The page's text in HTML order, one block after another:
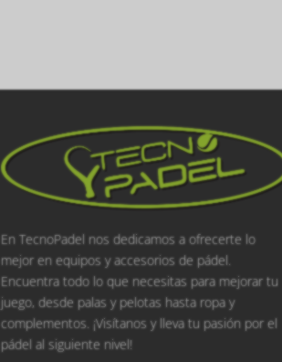
En TecnoPadel nos dedicamos a ofrecerte lo
mejor en equipos y accesorios de pádel.
Encuentra todo lo que necesitas para mejorar tu
juego, desde palas y pelotas hasta ropa y
complementos. ¡Visítanos y lleva tu pasión por el
pádel al siguiente nivel!